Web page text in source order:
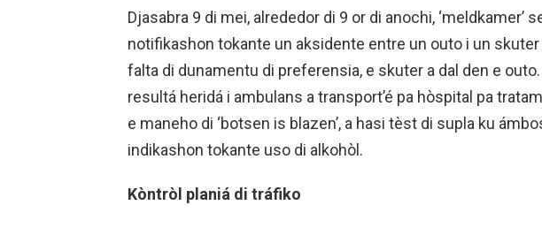
Djasabra 9 di mei, alrededor di 9 or di anochi, ‘meldkamer’
notifikashon tokante un aksidente entre un outo i un skuter
falta di dunamentu di preferensia, e skuter a dal den e
resultá heridá i ambulans a transport’é pa hòspital pa
e maneho di ‘botsen is blazen’, a hasi tèst di supla ku
indikashon tokante uso di alkohòl.
Kòntròl planiá di tráfiko